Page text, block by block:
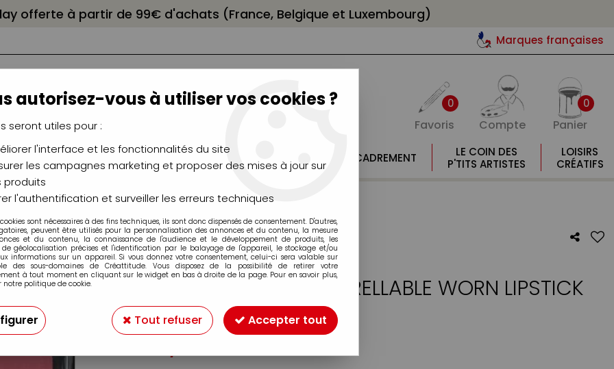
offerte à partir de 99€ d'achats (France, Belgique et Luxembourg)
Marques françaises
0
Favoris Compte
0
Panier
CHÂSSIS
CHEVALETS
AÉROGRAPHIE
MODÉLISME
MOULAGE
ENCADREMENT
LE COIN DES
P'TITS ARTISTES
LOISIRS
CRÉATIFS
>Encres>DISTRESS MINI AQUARELLABLE WORN LIPSTICK
DISTRESS MINI AQUARELLABLE WORN LIPSTICK
Soyez le premier à donner votre avis !
4,49 €
autorisez-vous à utiliser vos cookies ?
seront utiles pour :
l'interface et les fonctionnalités du site
les campagnes marketing et proposer des mises à jour sur
produits
l'authentification et surveiller les erreurs techniques
sont nécessaires à des fins techniques, ils sont donc dispensés de consentement. D'autres,
peuvent être utilisés pour la personnalisation des annonces et du contenu, la mesure
et du contenu, la connaissance de l'audience et le développement de produits, les
de géolocalisation précises et l'identification par le balayage de l'appareil, le stockage et/ou
informations sur un appareil. Si vous donnez votre consentement, celui-ci sera valable sur
des sous-domaines de Créattitude. Vous disposez de la possibilité de retirer votre
à tout moment en cliquant sur le widget en bas à droite de la page. Pour en savoir plus,
notre politique de cookie.
Tout refuser Accepter tout